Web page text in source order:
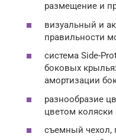
размещение и
визуальный и
правильности
система Side-
боковых
амортизации
разнообразие
цветом коляски
съемный чехол,